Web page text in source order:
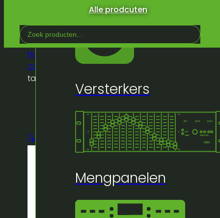
Alle prodcuten
Versterkers
Mengpanelen
Search
...
Home
Winkel Inrichting/Crowd
control
Afzetpaal chrome + treklint 1,80m
taupe
🔍